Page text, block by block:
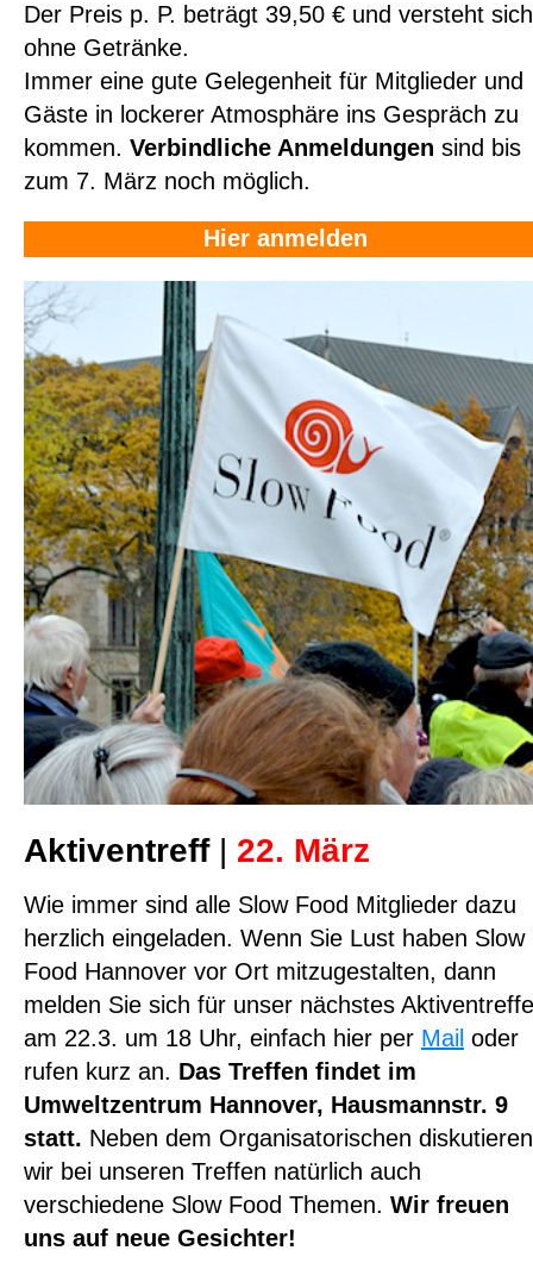
Der Preis p. P. beträgt 39,50 € und versteht sich
ohne Getränke.
Immer eine gute Gelegenheit für Mitglieder und
Gäste in lockerer Atmosphäre ins Gespräch zu
kommen. Verbindliche Anmeldungen sind bis
zum 7. März noch möglich.
Hier anmelden
Aktiventreff| 22. März
Wie immer sind alle Slow Food Mitglieder dazu
herzlich eingeladen. Wenn Sie Lust haben Slow
Food Hannover vor Ort mitzugestalten, dann
melden Sie sich für unser nächstes
am 22.3. um 18 Uhr, einfach hier per Mail oder
rufen kurz an. Das Treffen findet im
Umweltzentrum Hannover, Hausmannstr. 9
statt. Neben dem Organisatorischen diskutieren
wir bei unseren Treffen natürlich auch
verschiedene Slow Food Themen. Wir freuen
uns auf neue Gesichter!